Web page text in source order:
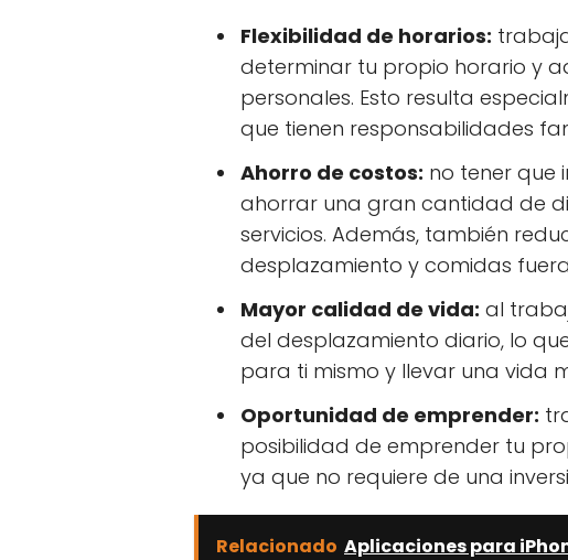
Flexibilidad de horarios:
determinar tu propio horario y
personales. Esto resulta
que tienen responsabilidades
Ahorro de costos: no tener que
ahorrar una gran cantidad de
servicios. Además, también
desplazamiento y comidas
Mayor calidad de vida: al
del desplazamiento diario, lo
para ti mismo y llevar una vida
Oportunidad de emprender:
posibilidad de emprender tu
ya que no requiere de una
Relacionado Aplicaciones para